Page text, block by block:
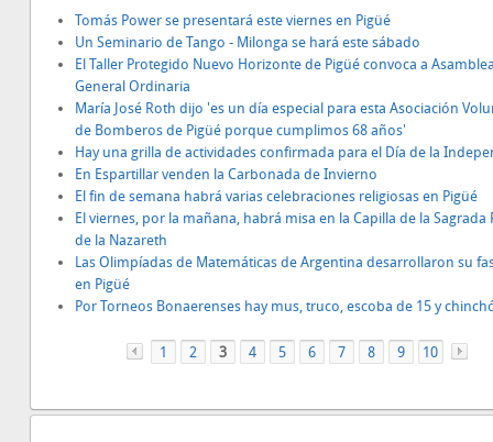
Tomás Power se presentará este viernes en Pigüé
Un Seminario de Tango - Milonga se hará este sábado
El Taller Protegido Nuevo Horizonte de Pigüé convoca a
General Ordinaria
María José Roth dijo 'es un día especial para esta Asociación
de Bomberos de Pigüé porque cumplimos 68 años'
Hay una grilla de actividades confirmada para el Día de la
En Espartillar venden la Carbonada de Invierno
El fin de semana habrá varias celebraciones religiosas en Pigüé
El viernes, por la mañana, habrá misa en la Capilla de la Sagrada
de la Nazareth
Las Olimpíadas de Matemáticas de Argentina desarrollaron su
en Pigüé
Por Torneos Bonaerenses hay mus, truco, escoba de 15 y
«
1 2 3 4 5 6 7 8 9 10